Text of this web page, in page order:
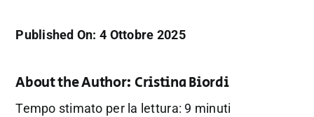
Published On: 4 Ottobre 2025
About the Author: Cristina Biordi
Tempo stimato per la lettura: 9 minuti